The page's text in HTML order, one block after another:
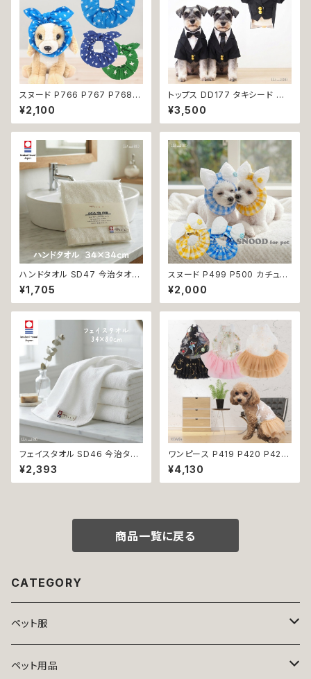
スヌード P766 P767 P768
カチューシャ うさ耳 たれ耳 うさ
みみ ドッグウェア ドッグ ウェア
ドッグウエア 犬 猫 ペット 服 犬
犬 濡れ防止 汚れ防止 返品交換
不可
¥2,100
トップス DD177 タキシード ス
ーツ フォーマル 蝶ネクタイ ネク
タイ リボン 犬 猫 ペット 服 犬の
服 猫の服 犬服 猫服 ドッグウェ
シャツ 返品交換不可
¥3,500
ハンドタオル SD47 今治タオル
タオル 34×34cm Imabari Tir
er 白 アイボリー ラムコ糸 イン
ド綿 贅沢タオル 高級 シンプル
¥1,705
スヌード P499 P500 カチュー
シャ りぼん ブルー イエロー ド
ッグウェア ドッグ ウェア ドッグ
ウエア 犬 猫 ペット 服 犬服 か
止 汚れ防止 返品交換不可
¥2,000
フェイスタオル SD46 今治タオ
ル タオル 34×80cm Imabari
Tirer 白 アイボリー ラムコ糸
インド綿 贅沢タオル 高級 シン
¥2,393
ワンピース P419 P420 P421
シースルー ピンク ブラック ゴー
ルド ドッグウェア 春夏 ドッグウ
エア ドッグ ウェア 犬 猫 ペット
料無料 返品交換不可
¥4,130
商品一覧に戻る
CATEGORY
ペット服
トップス
ペット用品